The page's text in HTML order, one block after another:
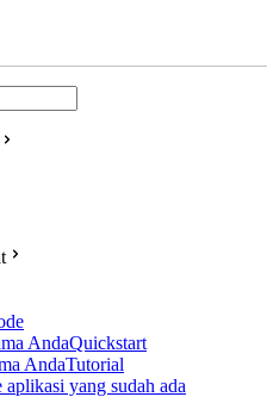
AndaQuickstart
AndaTutorial
yang sudah ada